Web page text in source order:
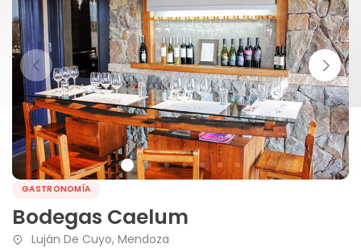
GASTRONOMÍA
Bodegas Caelum
Luján De Cuyo, Mendoza